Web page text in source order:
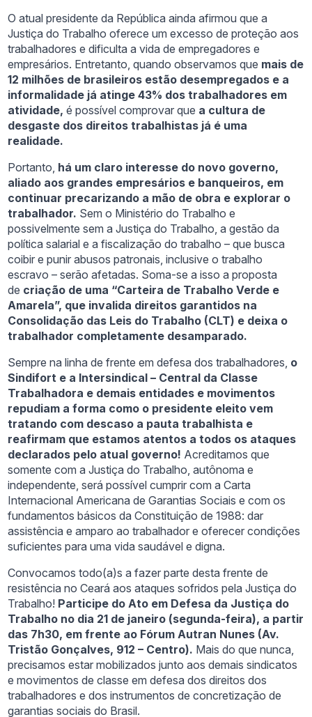
O atual presidente da República ainda afirmou que a
Justiça do Trabalho oferece um excesso de proteção aos
trabalhadores e dificulta a vida de empregadores e
empresários. Entretanto, quando observamos que mais de
12 milhões de brasileiros estão desempregados e a
informalidade já atinge 43% dos trabalhadores em
atividade, é possível comprovar que a cultura de
desgaste dos direitos trabalhistas já é uma
realidade.
Portanto, há um claro interesse do novo governo,
aliado aos grandes empresários e banqueiros, em
continuar precarizando a mão de obra e explorar o
trabalhador. Sem o Ministério do Trabalho e
possivelmente sem a Justiça do Trabalho, a gestão da
política salarial e a fiscalização do trabalho – que busca
coibir e punir abusos patronais, inclusive o trabalho
escravo – serão afetadas. Soma-se a isso a proposta
de criação de uma “Carteira de Trabalho Verde e
Amarela”, que invalida direitos garantidos na
Consolidação das Leis do Trabalho (CLT) e deixa o
trabalhador completamente desamparado.
Sempre na linha de frente em defesa dos trabalhadores, o
Sindifort e a Intersindical – Central da Classe
Trabalhadora e demais entidades e movimentos
repudiam a forma como o presidente eleito vem
tratando com descaso a pauta trabalhista e
reafirmam que estamos atentos a todos os ataques
declarados pelo atual governo! Acreditamos que
somente com a Justiça do Trabalho, autônoma e
independente, será possível cumprir com a Carta
Internacional Americana de Garantias Sociais e com os
fundamentos básicos da Constituição de 1988: dar
assistência e amparo ao trabalhador e oferecer condições
suficientes para uma vida saudável e digna.
Convocamos todo(a)s a fazer parte desta frente de
resistência no Ceará aos ataques sofridos pela Justiça do
Trabalho! Participe do Ato em Defesa da Justiça do
Trabalho no dia 21 de janeiro (segunda-feira), a partir
das 7h30, em frente ao Fórum Autran Nunes (Av.
Tristão Gonçalves, 912 – Centro). Mais do que nunca,
precisamos estar mobilizados junto aos demais sindicatos
e movimentos de classe em defesa dos direitos dos
trabalhadores e dos instrumentos de concretização de
garantias sociais do Brasil.